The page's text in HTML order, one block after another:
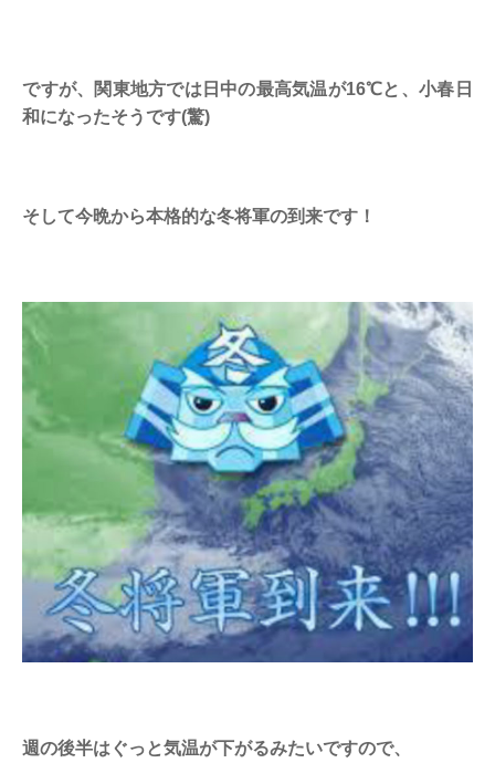
ですが、関東地方では日中の最高気温が16℃と、小春日
和になったそうです(驚)
そして今晩から本格的な冬将軍の到来です！
週の後半はぐっと気温が下がるみたいですので、